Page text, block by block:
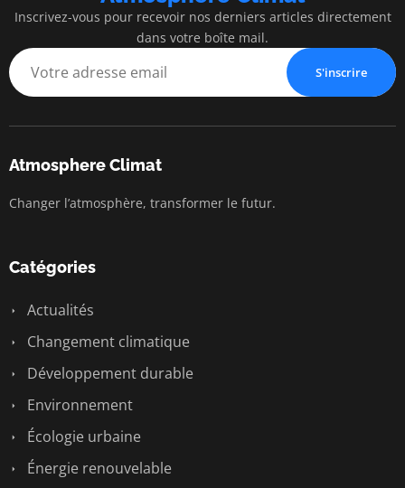
Inscrivez-vous pour recevoir nos derniers articles directement
dans votre boîte mail.
S'inscrire
Atmosphere Climat
Changer l’atmosphère, transformer le futur.
Catégories
Actualités
Changement climatique
Développement durable
Environnement
Écologie urbaine
Énergie renouvelable